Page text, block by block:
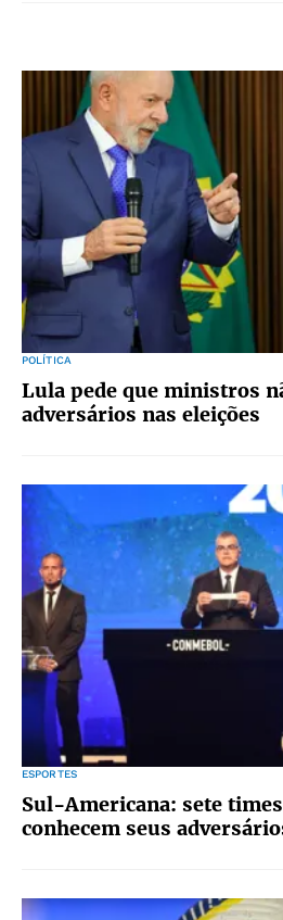
POLÍTICA
Lula pede que ministros
adversários nas eleições
ESPORTES
Sul-Americana: sete
conhecem seus